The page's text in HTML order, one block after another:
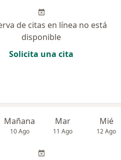
de citas en línea no está
disponible
Solicita una cita
Mañana
10 Ago
Mar
11 Ago
Mié
12 Ago